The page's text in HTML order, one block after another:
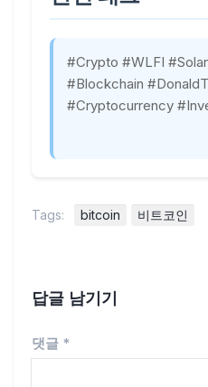
#Crypto #WLFI
#Blockchain
#Cryptocurrency
Tags: bitcoin 비트코인
답글 남기기
댓글 *